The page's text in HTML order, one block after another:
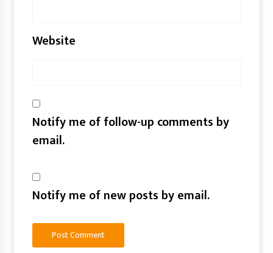
Website
Notify me of follow-up comments by
email.
Notify me of new posts by email.